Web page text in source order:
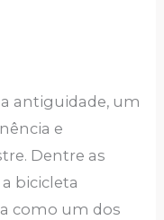
antiguidade, um
e
Dentre as
bicicleta
como um dos